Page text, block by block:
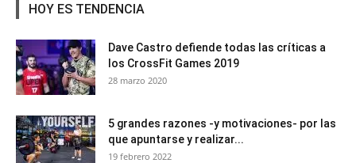
HOY ES TENDENCIA
Dave Castro defiende todas las críticas a
los CrossFit Games 2019
28 marzo 2020
5 grandes razones -y motivaciones- por las
que apuntarse y realizar...
19 febrero 2022